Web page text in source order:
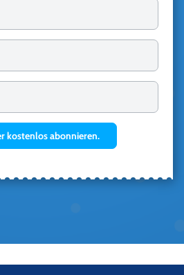
kostenlos abonnieren.